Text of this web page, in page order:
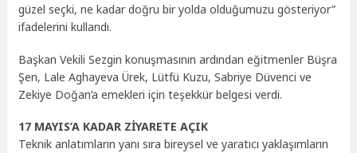
güzel seçki, ne kadar doğru bir yolda olduğumuzu gösteriyor”
ifadelerini kullandı.
Başkan Vekili Sezgin konuşmasının ardından eğitmenler Büşra
Şen, Lale Aghayeva Ürek, Lütfü Kuzu, Sabriye Düvenci ve
Zekiye Doğan’a emekleri için teşekkür belgesi verdi.
17 MAYIS’A KADAR ZİYARETE AÇIK
Teknik anlatımların yanı sıra bireysel ve yaratıcı yaklaşımların